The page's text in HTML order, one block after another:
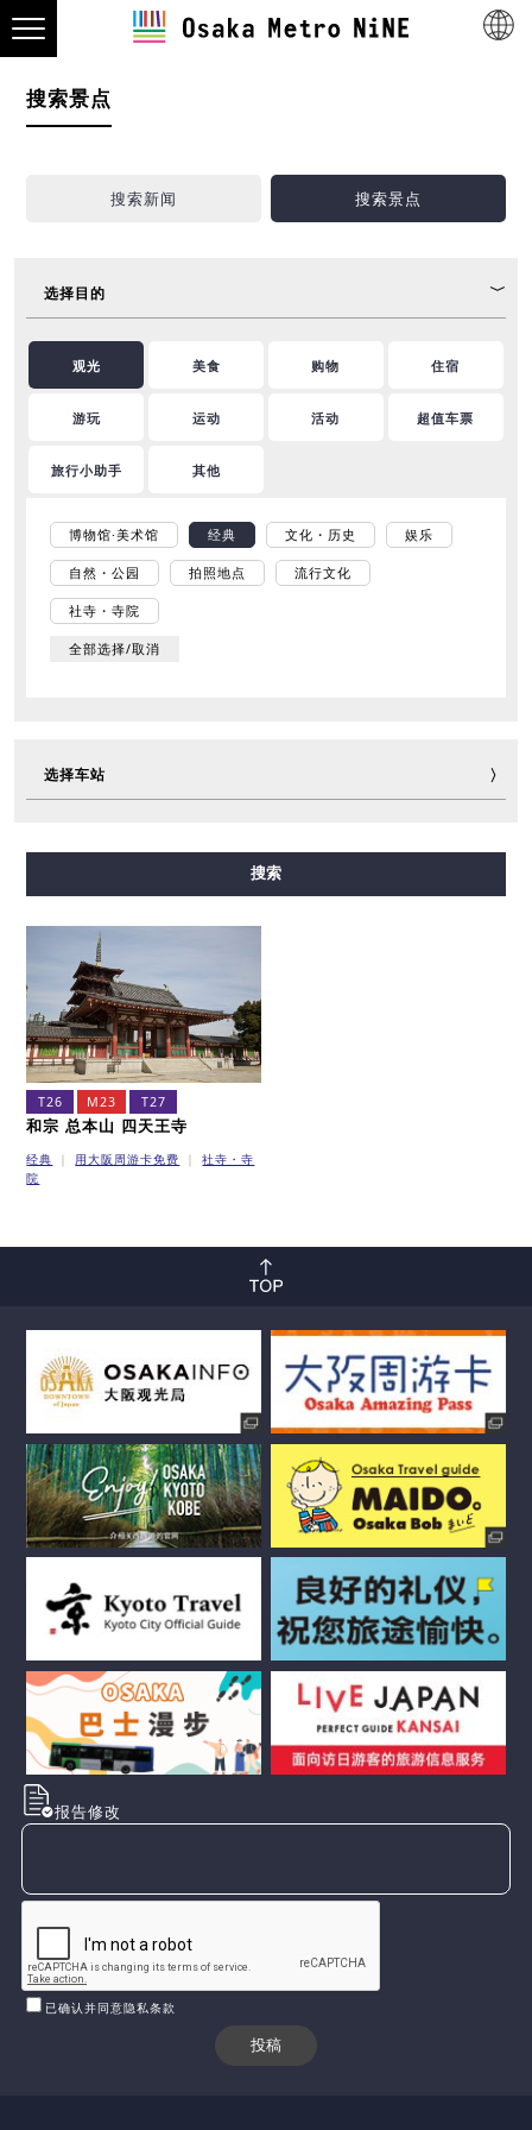
搜索景点
搜索新闻 搜索景点
选择目的
观光 美食 购物 住宿
游玩 运动 活动 超值车票
旅行小助手 其他
博物馆·美术馆 经典 文化・历史 娱乐
自然・公园 拍照地点 流行文化
社寺・寺院
全部选择/取消
选择车站
搜索
T26 M23 T27
和宗 总本山 四天王寺
经典 用大阪周游卡免费
社寺・寺
院
报告修改
已确认并同意隐私条款